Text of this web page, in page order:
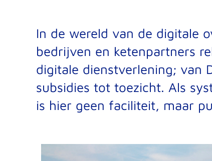
In de wereld van de digitale
bedrijven en ketenpartners
digitale dienstverlening; van
subsidies tot toezicht. Als
is hier geen faciliteit, maar